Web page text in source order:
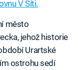
V Síti.
město
jehož historie
Urartské
ostrohu sedí